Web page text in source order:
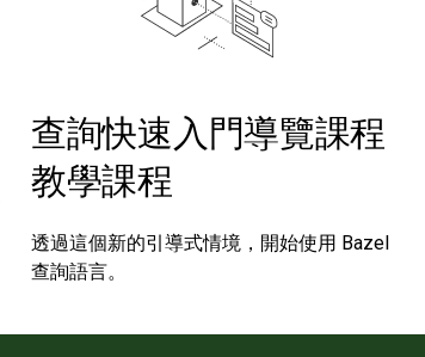
查詢快速入門導覽課程
教學課程
透過這個新的引導式情境，開始使用 Bazel
查詢語言。